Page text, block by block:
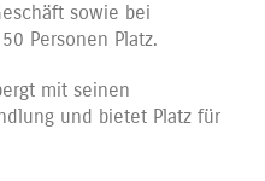
sowie bei
Personen Platz.
mit seinen
und bietet Platz für